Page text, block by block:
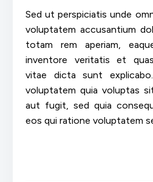
Sed ut perspiciatis unde
voluptatem accusantium
totam rem aperiam,
inventore veritatis et
vitae dicta sunt
voluptatem quia voluptas
aut fugit, sed quia
eos qui ratione voluptatem